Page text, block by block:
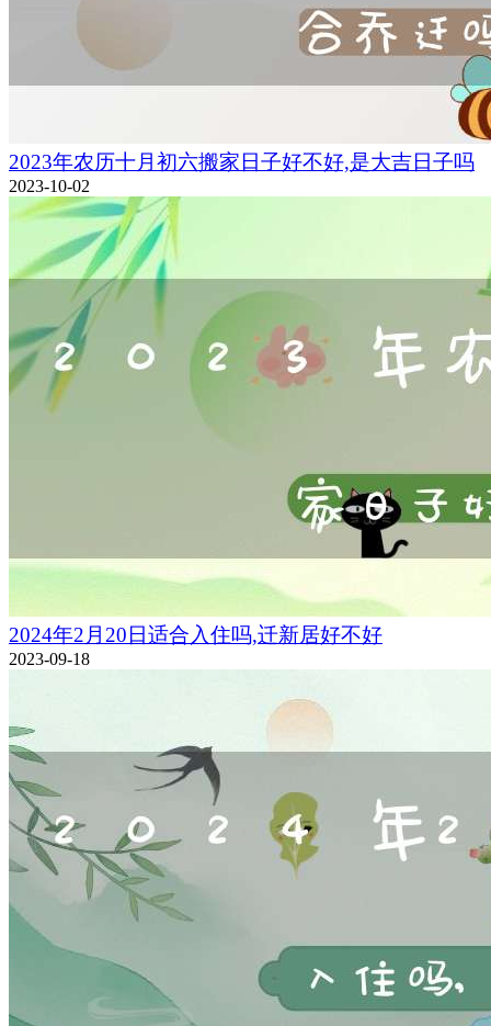
2023年农历十月初六搬家日子好不好,是大吉日子吗
2023-10-02
2024年2月20日适合入住吗,迁新居好不好
2023-09-18